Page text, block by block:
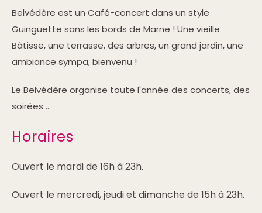
Belvédère est un Café-concert dans un style
Guinguette sans les bords de Marne ! Une vieille
Bâtisse, une terrasse, des arbres, un grand jardin, une
ambiance sympa, bienvenu !
Le Belvédère organise toute l'année des concerts, des
soirées ...
Horaires
Ouvert le mardi de 16h à 23h.
Ouvert le mercredi, jeudi et dimanche de 15h à 23h.